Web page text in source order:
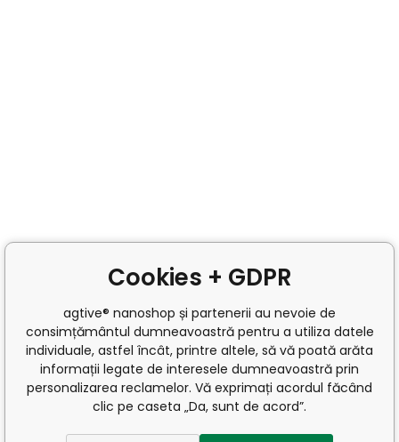
Cookies + GDPR
agtive® nanoshop și partenerii au nevoie de
consimțământul dumneavoastră pentru a utiliza datele
individuale, astfel încât, printre altele, să vă poată arăta
informații legate de interesele dumneavoastră prin
personalizarea reclamelor. Vă exprimați acordul făcând
clic pe caseta „Da, sunt de acord”.